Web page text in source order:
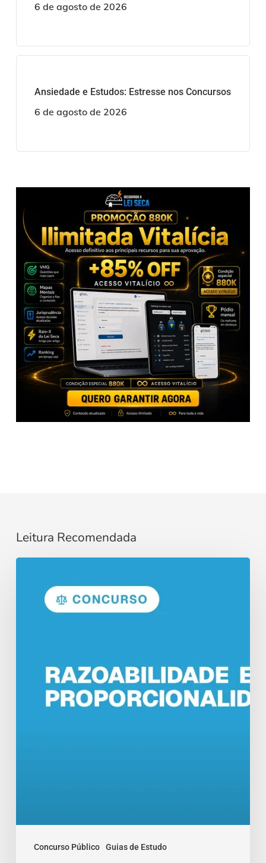
6 de agosto de 2026
Ansiedade e Estudos: Estresse nos Concursos
6 de agosto de 2026
Leitura Recomendada
Concurso Público Guias de Estudo
Proporcionalidade